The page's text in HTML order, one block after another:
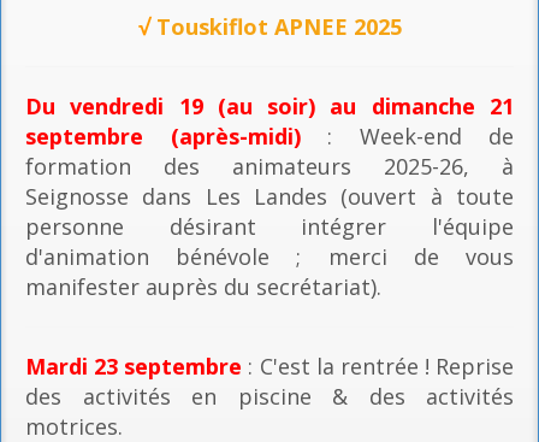
√ Touskiflot APNEE 2025
Du vendredi 19 (au soir) au dimanche 21
septembre (après-midi): Week-end de
formation des animateurs 2025-26, à
Seignosse dans Les Landes (ouvert à toute
personne désirant intégrer l'équipe
d'animation bénévole ; merci de vous
manifester auprès du secrétariat).
Mardi 23 septembre : C'est la rentrée ! Reprise
des activités en piscine & des activités
motrices.